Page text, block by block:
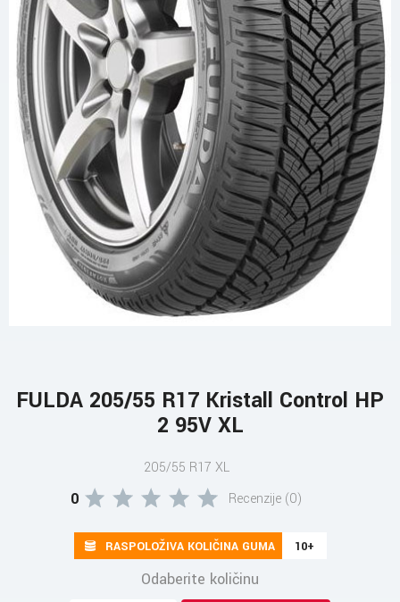
FULDA 205/55 R17 Kristall Control HP
2 95V XL
205/55 R17 XL
0 Recenzije (0)
RASPOLOŽIVA KOLIČINA GUMA 10+
Odaberite količinu